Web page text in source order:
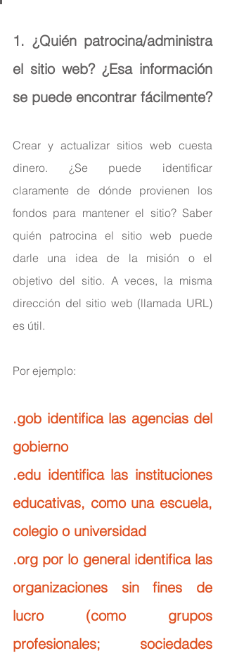
1. ¿Quién patrocina/administra
el sitio web? ¿Esa información
se puede encontrar fácilmente?
Crear y actualizar sitios web cuesta
dinero. ¿Se puede identificar
claramente de dónde provienen los
fondos para mantener el sitio? Saber
quién patrocina el sitio web puede
darle una idea de la misión o el
objetivo del sitio. A veces, la misma
dirección del sitio web (llamada URL)
es útil.
Por ejemplo:
.gob identifica las agencias del
gobierno
.edu identifica las instituciones
educativas, como una escuela,
colegio o universidad
.org por lo general identifica las
organizaciones sin fines de
lucro (como grupos
profesionales; sociedades